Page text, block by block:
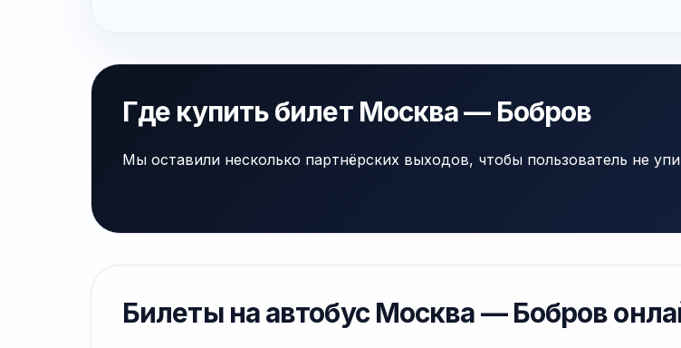
Где купить билет Москва — Бобров
Мы оставили несколько партнёрских выходов, чтобы пользователь не
Билеты на автобус Москва — Бобров